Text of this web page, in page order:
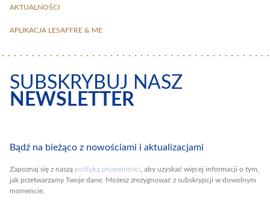
AKTUALNOŚCI
APLIKACJA LESAFFRE & ME
SUBSKRYBUJ NASZ
NEWSLETTER
Bądź na bieżąco z nowościami i aktualizacjami
Zapoznaj się z naszą polityką prywatności , aby uzyskać więcej informacji o tym,
jak przetwarzamy Twoje dane. Możesz zrezygnować z subskrypcji w dowolnym
momencie.